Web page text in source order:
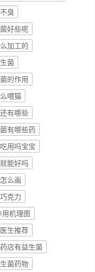
臭
好些呢
加工的
菌
的作用
喂猫
有哪些
有哪些药
用吗宝宝
能好吗
么画
克力
机理图
生推荐
店有益生菌
菌药物